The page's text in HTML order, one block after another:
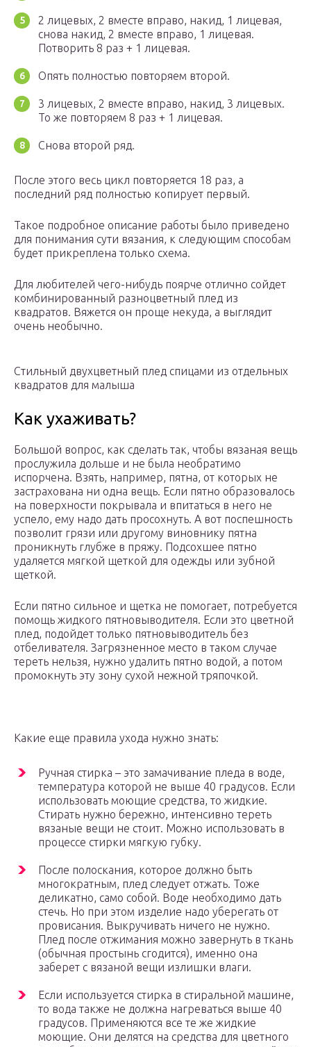
2 лицевых, 2 вместе вправо, накид, 1 лицевая,
снова накид, 2 вместе вправо, 1 лицевая.
Потворить 8 раз + 1 лицевая.
Опять полностью повторяем второй.
3 лицевых, 2 вместе вправо, накид, 3 лицевых.
То же повторяем 8 раз + 1 лицевая.
Снова второй ряд.
После этого весь цикл повторяется 18 раз, а
последний ряд полностью копирует первый.
Такое подробное описание работы было приведено
для понимания сути вязания, к следующим способам
будет прикреплена только схема.
Для любителей чего-нибудь поярче отлично сойдет
комбинированный разноцветный плед из
квадратов. Вяжется он проще некуда, а выглядит
очень необычно.
Стильный двухцветный плед спицами из отдельных
квадратов для малыша
Как ухаживать?
Большой вопрос, как сделать так, чтобы вязаная вещь
прослужила дольше и не была необратимо
испорчена. Взять, например, пятна, от которых не
застрахована ни одна вещь. Если пятно образовалось
на поверхности покрывала и впитаться в него не
успело, ему надо дать просохнуть. А вот поспешность
позволит грязи или другому виновнику пятна
проникнуть глубже в пряжу. Подсохшее пятно
удаляется мягкой щеткой для одежды или зубной
щеткой.
Если пятно сильное и щетка не помогает, потребуется
помощь жидкого пятновыводителя. Если это цветной
плед, подойдет только пятновыводитель без
отбеливателя. Загрязненное место в таком случае
тереть нельзя, нужно удалить пятно водой, а потом
промокнуть эту зону сухой нежной тряпочкой.
Какие еще правила ухода нужно знать:
Ручная стирка – это замачивание пледа в воде,
температура которой не выше 40 градусов. Если
использовать моющие средства, то жидкие.
Стирать нужно бережно, интенсивно тереть
вязаные вещи не стоит. Можно использовать в
процессе стирки мягкую губку.
После полоскания, которое должно быть
многократным, плед следует отжать. Тоже
деликатно, само собой. Воде необходимо дать
стечь. Но при этом изделие надо уберегать от
провисания. Выкручивать ничего не нужно.
Плед после отжимания можно завернуть в ткань
(обычная простынь сгодится), именно она
заберет с вязаной вещи излишки влаги.
Если используется стирка в стиральной машине,
то вода также не должна нагреваться выше 40
градусов. Применяются все те же жидкие
моющие. Они делятся на средства для цветного